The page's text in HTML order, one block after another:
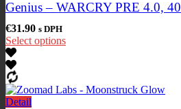
Genius – WARCRY PRE 4.0,
€31.90 s DPH
Select options
Detail